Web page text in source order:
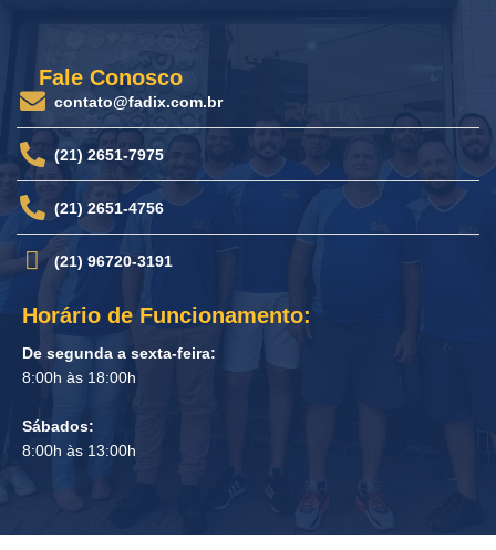
Fale Conosco
contato@fadix.com.br
(21) 2651-7975
(21) 2651-4756
(21) 96720-3191
Horário de Funcionamento:
De segunda a sexta-feira:
8:00h às 18:00h
Sábados:
8:00h às 13:00h